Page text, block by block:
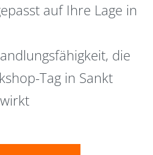
auf Ihre Lage in
die
Tag in Sankt